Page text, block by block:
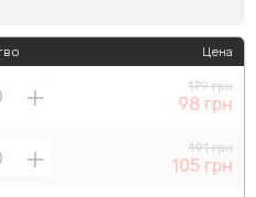
Цена
179 грн
98 грн
191 грн
105 грн